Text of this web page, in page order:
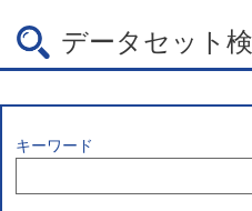
データセット
キーワード